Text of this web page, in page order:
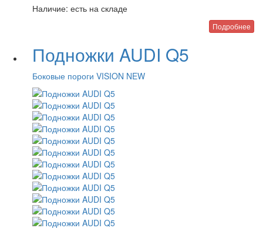
Наличие: есть на складе
Подробнее
Подножки AUDI Q5
Боковые пороги VISION NEW